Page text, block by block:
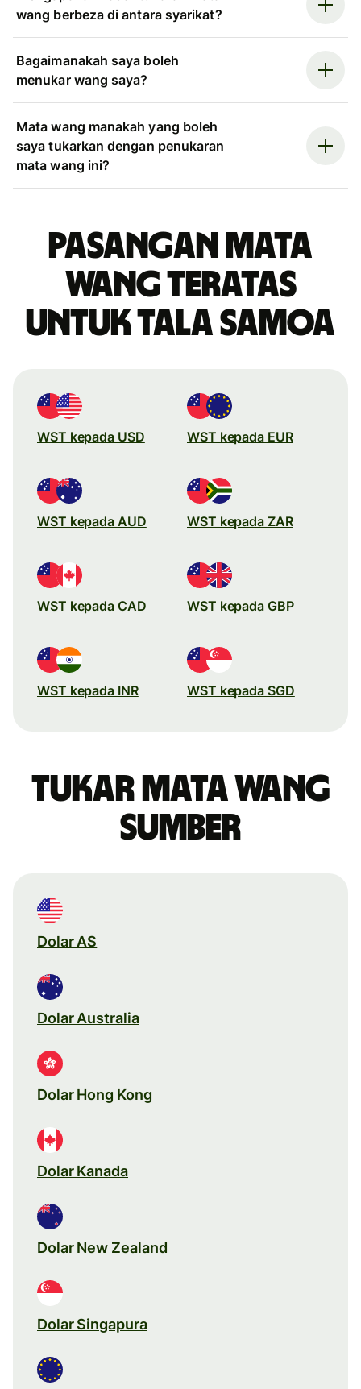
wang berbeza di antara syarikat?
Bagaimanakah saya boleh
menukar wang saya?
Mata wang manakah yang boleh
saya tukarkan dengan penukaran
mata wang ini?
Pasangan mata
wang teratas
untuk tala Samoa
WST kepada USD WST kepada EUR
WST kepada AUD WST kepada ZAR
WST kepada CAD WST kepada GBP
WST kepada INR WST kepada SGD
Tukar mata wang
sumber
Dolar AS
Dolar Australia
Dolar Hong Kong
Dolar Kanada
Dolar New Zealand
Dolar Singapura